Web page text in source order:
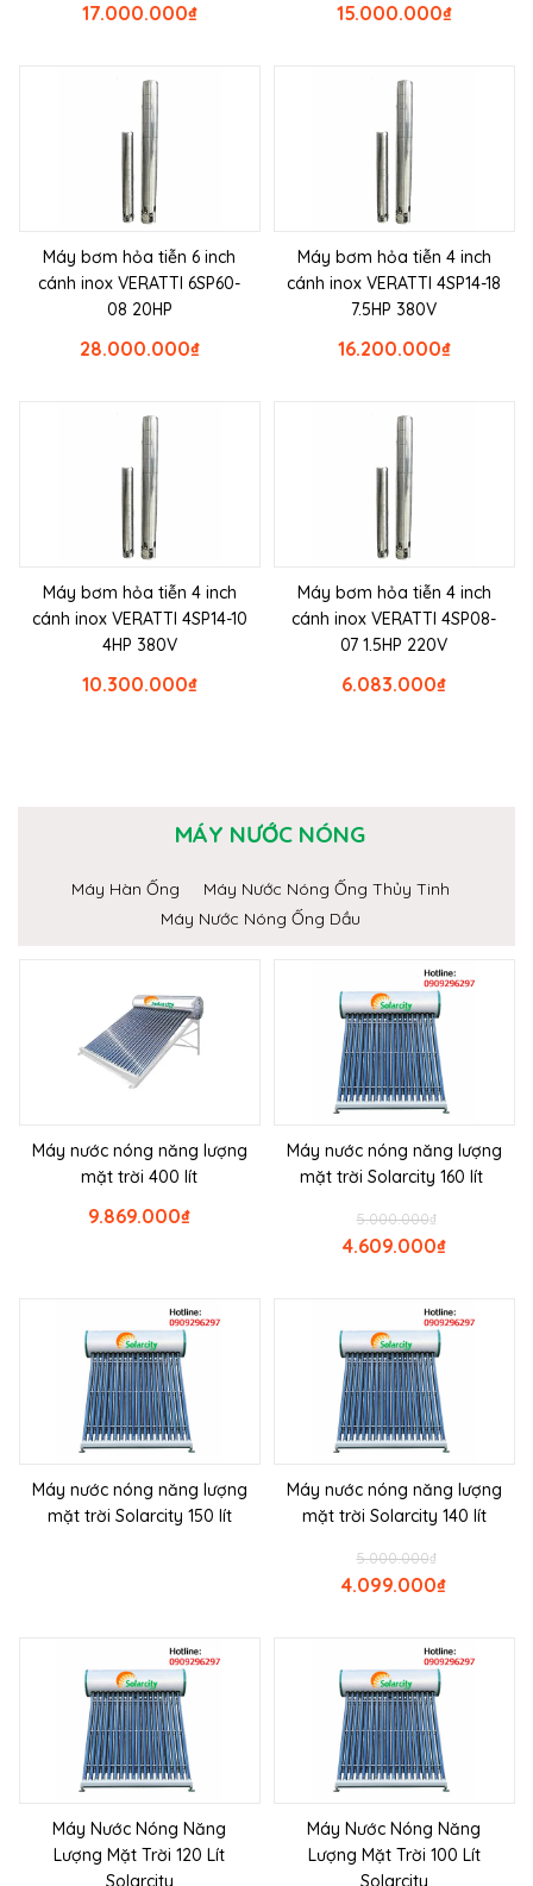
₫
17.000.000 ₫
15.000.000
Máy bơm hỏa tiễn 6 inch
cánh inox VERATTI 6SP60-
08 20HP
₫
28.000.000
Máy bơm hỏa tiễn 4 inch
cánh inox VERATTI 4SP14-18
7.5HP 380V
₫
16.200.000
Máy bơm hỏa tiễn 4 inch
cánh inox VERATTI 4SP14-10
4HP 380V
₫
10.300.000
Máy bơm hỏa tiễn 4 inch
cánh inox VERATTI 4SP08-
07 1.5HP 220V
₫
6.083.000
MÁY NƯỚC NÓNG
Máy Hàn Ống
Máy Nước Nóng Ống Thủy Tinh
Máy Nước Nóng Ống Dầu
Máy nước nóng năng lượng
mặt trời 400 lít
₫
9.869.000
Máy nước nóng năng lượng
mặt trời Solarcity 160 lít
₫
5.000.000
₫
4.609.000
Máy nước nóng năng lượng
mặt trời Solarcity 150 lít
Máy nước nóng năng lượng
mặt trời Solarcity 140 lít
₫
5.000.000
₫
4.099.000
Máy Nước Nóng Năng
Lượng Mặt Trời 120 Lít
Solarcity
Máy Nước Nóng Năng
Lượng Mặt Trời 100 Lít
Solarcity